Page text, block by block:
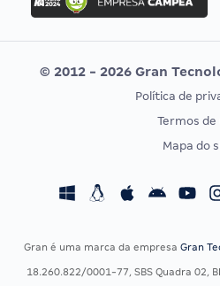
Concurso MPU
Editais publicados
CONCURSOS POR PROFISSÃO
Concursos Fiscais
© 2012 - 2026 Gran
Política de
Termos de
Mapa do
Gran é uma marca da empresa Gran
18.260.822/0001-77, SBS Quadra 02,